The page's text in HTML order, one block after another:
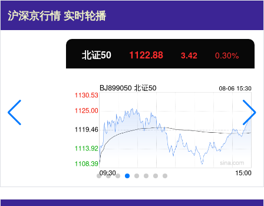
沪深京行情 实时轮播
北证50 1122.88 3.42 0.30%